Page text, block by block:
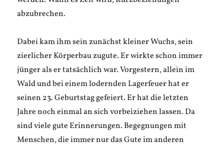
abzubrechen.
Dabei kam ihm sein zunächst kleiner Wuchs, sein
zierlicher Körperbau zugute. Er wirkte schon immer
jünger als er tatsächlich war. Vorgestern, allein im
Wald und bei einem lodernden Lagerfeuer hat er
seinen 23. Geburtstag gefeiert. Er hat die letzten
Jahre noch einmal an sich vorbeiziehen lassen. Da
sind viele gute Erinnerungen. Begegnungen mit
Menschen, die immer nur das Gute im anderen